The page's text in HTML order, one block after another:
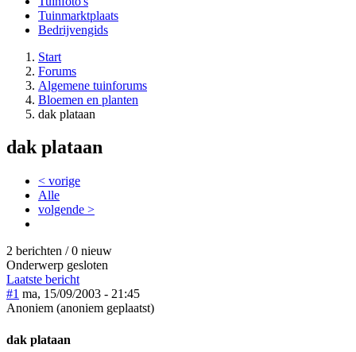
Tuinmarktplaats
Bedrijvengids
Start
Forums
Algemene tuinforums
Bloemen en planten
dak plataan
dak plataan
< vorige
Alle
volgende >
2 berichten / 0 nieuw
Onderwerp gesloten
Laatste bericht
#1 ma, 15/09/2003 - 21:45
Anoniem (anoniem geplaatst)
dak plataan